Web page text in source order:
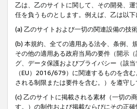
乙は、乙のサイトに関して、その開発、
任を負うものとします。例えば、乙は以
(a) 乙のサイトおよび一切の関連設備の技術
(b) 本規約、全ての適用ある法令、条例、
その他の適用ある政府当局の要件（開示
グ、データ保護およびプライバシー（該
（EU）2016/679）に関連するものを含
される制限または要件を含む。）を遵守
(c) 乙のサイトに掲載される素材（一切の
す。）の制作および掲載ならびにその正